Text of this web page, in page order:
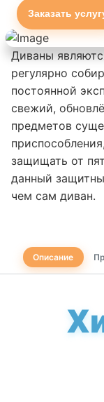
Заказать
Диваны
регулярно
постоянной
свежий,
предметов
защищать от
данный
чем сам диван.
Описание